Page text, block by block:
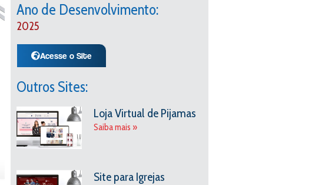
Ano de Desenvolvimento:
2025
Acesse o Site
Outros Sites:
Loja Virtual de Pijamas
Saiba mais »
Site para Igrejas